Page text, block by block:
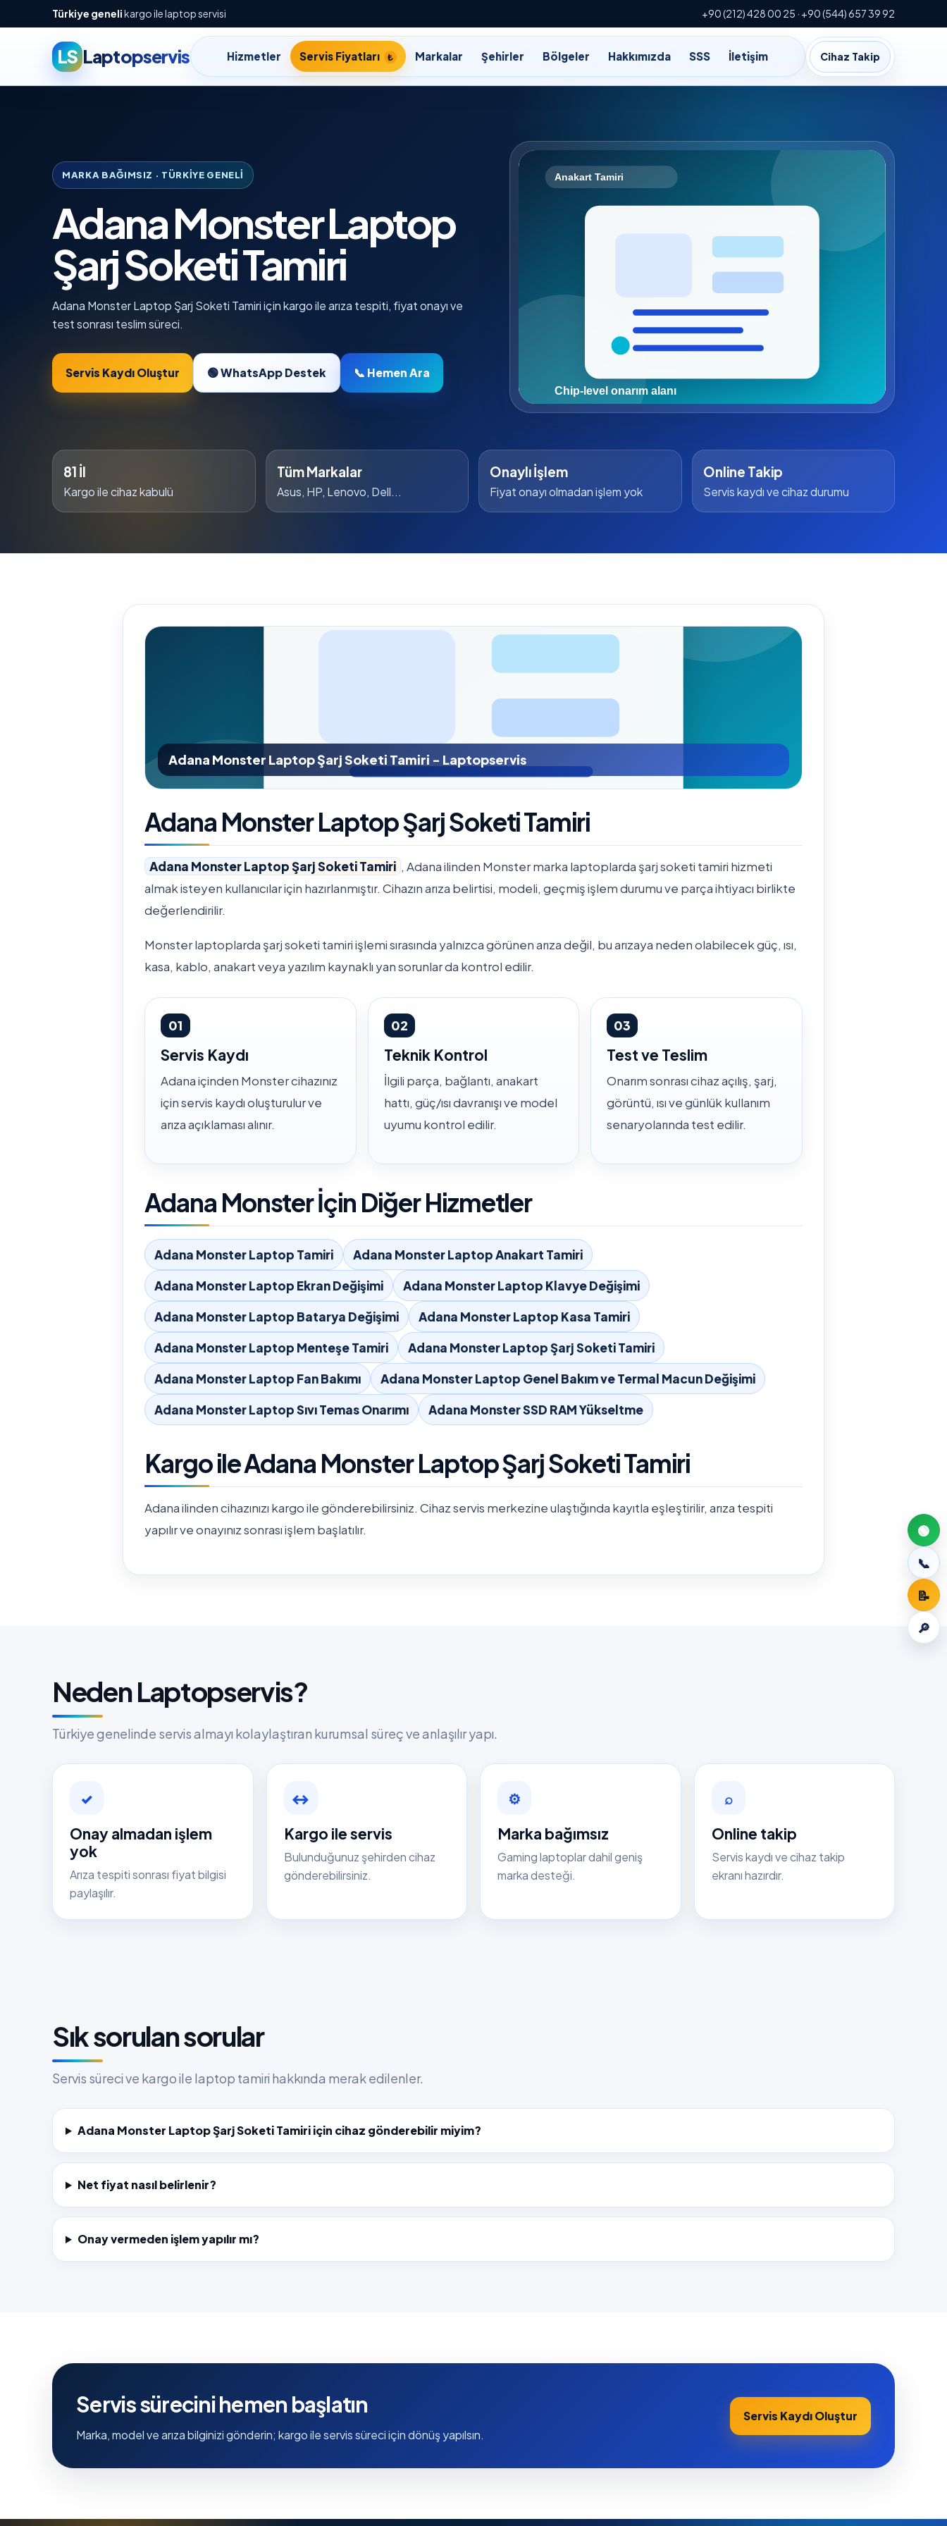
Türkiye genelikargo ile laptop servisi +90 (212) 428 00 25 · +90 (544) 657 39 92
LS Laptopservis Hizmetler Servis Fiyatları Markalar Şehirler Bölgeler Hakkımızda SSS İletişim Cihaz Takip
🟢
📞
📝
🔎
MARKA BAĞIMSIZ · TÜRKIYE GENELI
Adana Monster Laptop
Şarj Soketi Tamiri
Adana Monster Laptop Şarj Soketi Tamiri için kargo ile arıza tespiti, fiyat onayı ve
test sonrası teslim süreci.
Servis Kaydı Oluştur 🟢 WhatsApp Destek 📞 Hemen Ara
81 İl
Kargo ile cihaz kabulü
Tüm Markalar
Asus, HP, Lenovo, Dell...
Onaylı İşlem
Fiyat onayı olmadan işlem yok
Online Takip
Servis kaydı ve cihaz durumu
Adana Monster Laptop Şarj Soketi Tamiri - Laptopservis
Adana Monster Laptop Şarj Soketi Tamiri
Adana Monster Laptop Şarj Soketi Tamiri , Adana ilinden Monster marka laptoplarda şarj soketi tamiri hizmeti
almak isteyen kullanıcılar için hazırlanmıştır. Cihazın arıza belirtisi, modeli, geçmiş işlem durumu ve parça ihtiyacı birlikte
değerlendirilir.
Monster laptoplarda şarj soketi tamiri işlemi sırasında yalnızca görünen arıza değil, bu arızaya neden olabilecek güç, ısı,
kasa, kablo, anakart veya yazılım kaynaklı yan sorunlar da kontrol edilir.
01
Servis Kaydı
Adana içinden Monster cihazınız
için servis kaydı oluşturulur ve
arıza açıklaması alınır.
02
Teknik Kontrol
İlgili parça, bağlantı, anakart
hattı, güç/ısı davranışı ve model
uyumu kontrol edilir.
03
Test ve Teslim
Onarım sonrası cihaz açılış, şarj,
görüntü, ısı ve günlük kullanım
senaryolarında test edilir.
Adana Monster İçin Diğer Hizmetler
Adana Monster Laptop Tamiri
Adana Monster Laptop Anakart Tamiri
Adana Monster Laptop Ekran Değişimi
Adana Monster Laptop Klavye Değişimi
Adana Monster Laptop Batarya Değişimi
Adana Monster Laptop Kasa Tamiri
Adana Monster Laptop Menteşe Tamiri
Adana Monster Laptop Şarj Soketi Tamiri
Adana Monster Laptop Fan Bakımı
Adana Monster Laptop Genel Bakım ve Termal Macun Değişimi
Adana Monster Laptop Sıvı Temas Onarımı
Adana Monster SSD RAM Yükseltme
Kargo ile Adana Monster Laptop Şarj Soketi Tamiri
Adana ilinden cihazınızı kargo ile gönderebilirsiniz. Cihaz servis merkezine ulaştığında kayıtla eşleştirilir, arıza tespiti
yapılır ve onayınız sonrası işlem başlatılır.
Neden Laptopservis?
Türkiye genelinde servis almayı kolaylaştıran kurumsal süreç ve anlaşılır yapı.
✓
Onay almadan işlem
yok
Arıza tespiti sonrası fiyat bilgisi
paylaşılır.
↔
Kargo ile servis
Bulunduğunuz şehirden cihaz
gönderebilirsiniz.
⚙
Marka bağımsız
Gaming laptoplar dahil geniş
marka desteği.
⌕
Online takip
Servis kaydı ve cihaz takip
ekranı hazırdır.
Sık sorulan sorular
Servis süreci ve kargo ile laptop tamiri hakkında merak edilenler.
Adana Monster Laptop Şarj Soketi Tamiri için cihaz gönderebilir miyim?
Net fiyat nasıl belirlenir?
Onay vermeden işlem yapılır mı?
Servis sürecini hemen başlatın
Marka, model ve arıza bilginizi gönderin; kargo ile servis süreci için dönüş yapılsın.
Servis Kaydı Oluştur